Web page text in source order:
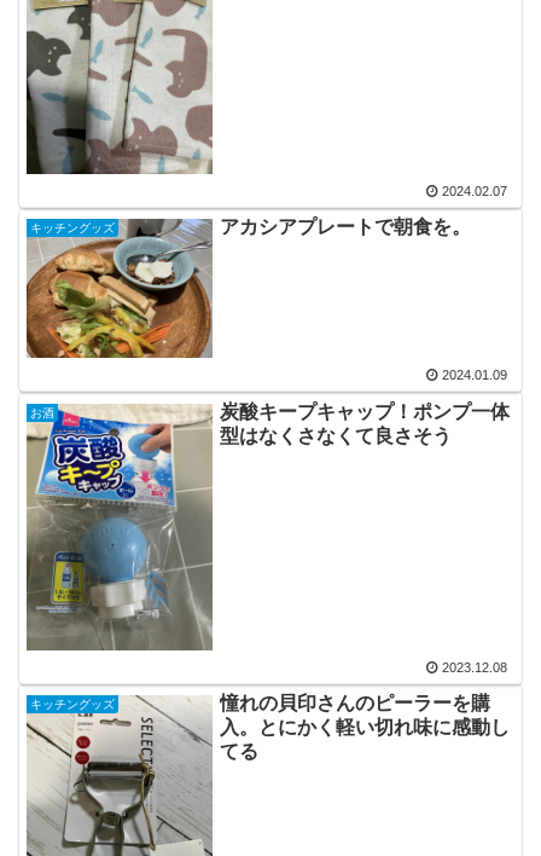
2024.02.07
キッチングッズ アカシアプレートで朝食を。
2024.01.09
お酒
炭酸キープキャップ！ポンプ一体
型はなくさなくて良さそう
2023.12.08
キッチングッズ
憧れの貝印さんのピーラーを購
入。とにかく軽い切れ味に感動し
てる